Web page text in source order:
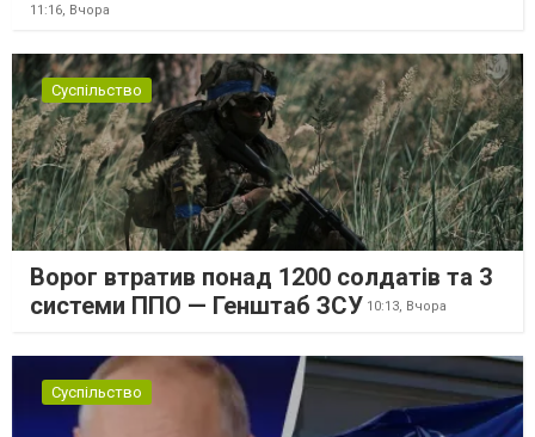
11:16, Вчора
Суспільство
Ворог втратив понад 1200 солдатів та 3
системи ППО — Генштаб ЗСУ 10:13, Вчора
Суспільство